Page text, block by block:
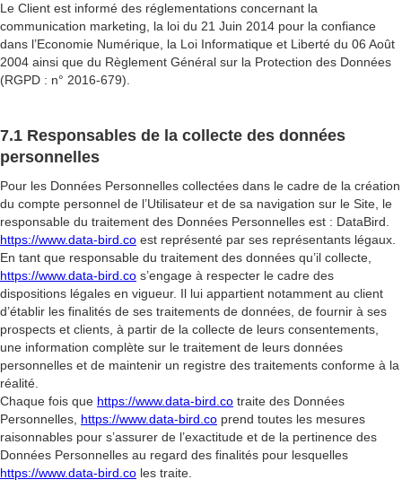
Le Client est informé des réglementations concernant la
communication marketing, la loi du 21 Juin 2014 pour la confiance
dans l’Economie Numérique, la Loi Informatique et Liberté du 06 Août
2004 ainsi que du Règlement Général sur la Protection des Données
(RGPD : n° 2016-679).
7.1 Responsables de la collecte des données
personnelles
Pour les Données Personnelles collectées dans le cadre de la création
du compte personnel de l’Utilisateur et de sa navigation sur le Site, le
responsable du traitement des Données Personnelles est : DataBird.
https://www.data-bird.co est représenté par ses représentants légaux.
En tant que responsable du traitement des données qu’il collecte,
https://www.data-bird.co s’engage à respecter le cadre des
dispositions légales en vigueur. Il lui appartient notamment au client
d’établir les finalités de ses traitements de données, de fournir à ses
prospects et clients, à partir de la collecte de leurs consentements,
une information complète sur le traitement de leurs données
personnelles et de maintenir un registre des traitements conforme à la
réalité.
Chaque fois que https://www.data-bird.co traite des Données
Personnelles, https://www.data-bird.co prend toutes les mesures
raisonnables pour s’assurer de l’exactitude et de la pertinence des
Données Personnelles au regard des finalités pour lesquelles
https://www.data-bird.co les traite.